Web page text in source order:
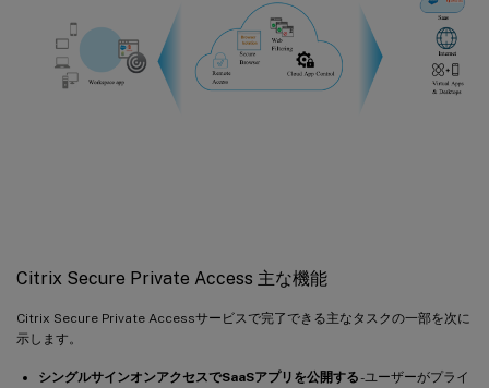
Citrix Secure Private Access 主な機能
Citrix Secure Private Accessサービスで完了できる主なタスクの一部を次に
示します。
シングルサインオンアクセスでSaaSアプリを公開する-ユーザーがプライ